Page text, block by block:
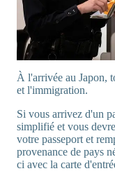
À l'arrivée au Japon,
et l'immigration.
Si vous arrivez d'un
simplifié et vous
votre passeport et
provenance de pays
ci avec la carte